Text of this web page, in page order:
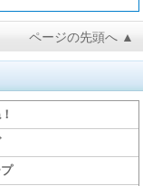
ページの先頭へ ▲